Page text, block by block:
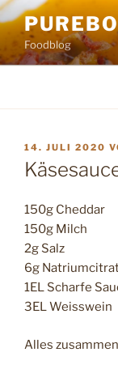
Zum
Inhalt
springenFoodblog
AM
14. JULI 2020
150g Cheddar
150g Milch
2g Salz
6g
1EL Scharfe
3EL Weisswein
Alles